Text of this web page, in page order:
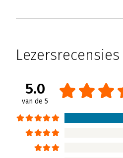
Lezersrecensies
5.0
van de 5